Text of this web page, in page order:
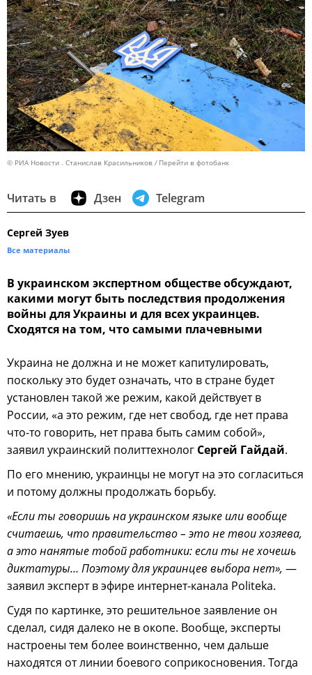
© РИА Новости . Станислав Красильников Перейти в фотобанк
Читать в Дзен Telegram
Сергей Зуев
Все материалы
В украинском экспертном обществе обсуждают,
какими могут быть последствия продолжения
войны для Украины и для всех украинцев.
Сходятся на том, что самыми плачевными
Украина не должна и не может капитулировать,
поскольку это будет означать, что в стране будет
установлен такой же режим, какой действует в
России, «а это режим, где нет свобод, где нет права
что-то говорить, нет права быть самим собой»,
заявил украинский политтехнолог Сергей Гайдай.
По его мнению, украинцы не могут на это согласиться
и потому должны продолжать борьбу.
«Если ты говоришь на украинском языке или вообще
считаешь, что правительство – это не твои хозяева,
а это нанятые тобой работники: если ты не хочешь
диктатуры… Поэтому для украинцев выбора нет», —
заявил эксперт в эфире интернет-канала Politeka.
Судя по картинке, это решительное заявление он
сделал, сидя далеко не в окопе. Вообще, эксперты
настроены тем более воинственно, чем дальше
находятся от линии боевого соприкосновения. Тогда